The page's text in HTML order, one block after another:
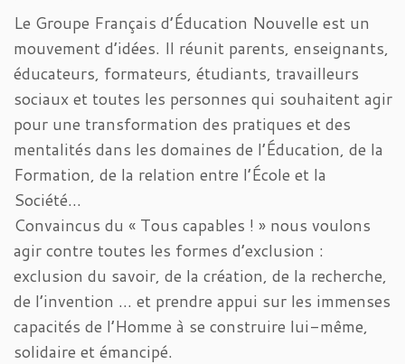
Le Groupe Français d’Éducation Nouvelle est un
mouvement d’idées. Il réunit parents, enseignants,
éducateurs, formateurs, étudiants, travailleurs
sociaux et toutes les personnes qui souhaitent agir
pour une transformation des pratiques et des
mentalités dans les domaines de l’Éducation, de la
Formation, de la relation entre l’École et la
Société…
Convaincus du « Tous capables ! » nous voulons
agir contre toutes les formes d’exclusion :
exclusion du savoir, de la création, de la recherche,
de l’invention … et prendre appui sur les immenses
capacités de l’Homme à se construire lui-même,
solidaire et émancipé.